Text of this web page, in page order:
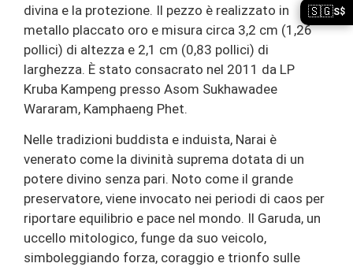
divina e la protezione. Il pezzo è realizzato in
metallo placcato oro e misura circa 3,2 cm (1,26
pollici) di altezza e 2,1 cm (0,83 pollici) di
larghezza. È stato consacrato nel 2011 da LP
Kruba Kampeng presso Asom Sukhawadee
Wararam, Kamphaeng Phet.
Nelle tradizioni buddista e induista, Narai è
venerato come la divinità suprema dotata di un
potere divino senza pari. Noto come il grande
preservatore, viene invocato nei periodi di caos per
riportare equilibrio e pace nel mondo. Il Garuda, un
uccello mitologico, funge da suo veicolo,
simboleggiando forza, coraggio e trionfo sulle
🇸🇬S$